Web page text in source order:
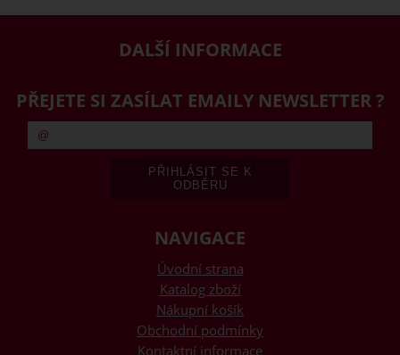
DALŠÍ INFORMACE
PŘEJETE SI ZASÍLAT EMAILY NEWSLETTER ?
NAVIGACE
Úvodní strana
Katalog zboží
Nákupní košík
Obchodní podmínky
Kontaktní informace